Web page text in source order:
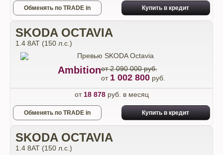
Обменять по TRADE in Купить в кредит
SKODA OCTAVIA
1.4 8AT (150 л.с.)
Ambitionот 2 090 000 руб.
от 1 002 800руб.
от 18 878руб. в месяц
Обменять по TRADE in Купить в кредит
SKODA OCTAVIA
1.4 8AT (150 л.с.)